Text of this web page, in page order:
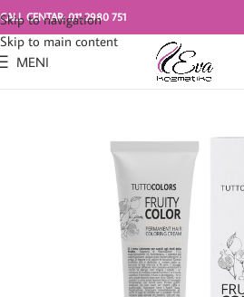
Skip to navigation
Skip to main content
CALL CENTAR: 011 2980 751
MENI